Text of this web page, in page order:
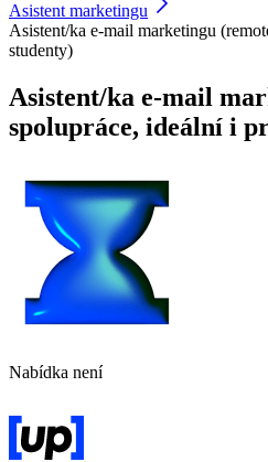
Asistent marketingu
Asistent/ka e-mail marketingu
studenty)
Asistent/ka e-mail
spolupráce, ideální i
Nabídka není